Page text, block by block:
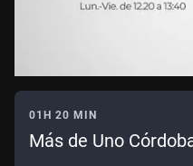
01H 20 MIN
Más de Uno